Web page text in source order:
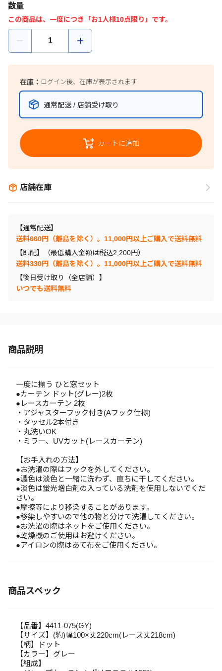
数量
この商品は、一度につき「お1人様10点限り」です。
在庫： ログイン後、在庫が表示されます
通常配送 / 店舗受け取り
カートに追加
店舗在庫
【通常配送】
送料660円（離島を除く）。11,000円以上ご購入で送料無料
【即配】（最低購入金額は税込2,200円）
送料330円（離島を除く）。11,000円以上ご購入で送料無料
【後日受け取り（全店舗）】
いつでも送料無料
商品説明
一度に揃う ひと窓セット
●カーテン ドット(グレー)2枚
●レースカーテン 2枚
・アジャスターフック付き(Aフック仕様)
・タッセル2本付き
・丸洗いOK
・ミラー、UVカット(レースカーテン)
【お手入れの方法】
●お洗濯の際はフックを外してください。
●濃色は淡色と一緒に洗わず、直ちに干してください。
●淡色は蛍光増白剤の入っている洗剤を使用しないでくだ
さい。
●摩擦等により移染することがあります。
●移染しやすいので他の物と分けて洗濯してください。
●お洗濯の際はネットをご使用ください。
●乾燥機のご使用はお避けください。
●アイロンの際はあて布をご使用ください。
商品スペック
【品番】4411-075(GY)
【サイズ】(約)幅100×丈220cm(レース丈218cm)
【柄】ドット
【カラー】グレー
【組成】